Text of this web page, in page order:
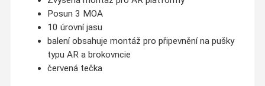
Posun 3 MOA
10 úrovní jasu
balení obsahuje montáž pro připevnění na pušky
typu AR a brokovncie
červená tečka